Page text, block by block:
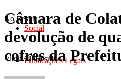
Social
Publicações Legais
No Result
View All Result
Câmara de
devolução de
cofres da